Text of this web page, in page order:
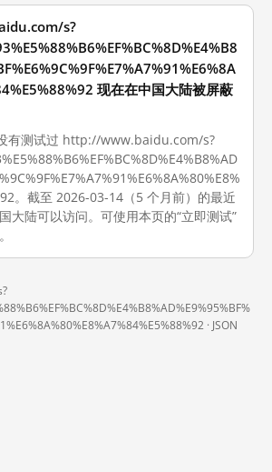
s?
现在在中国大陆被屏蔽
有测试过 http://www.baidu.com/s?
。截至 2026-03-14（5 个月前）的最近
大陆可以访问。可使用本页的“立即测试”
· JSON